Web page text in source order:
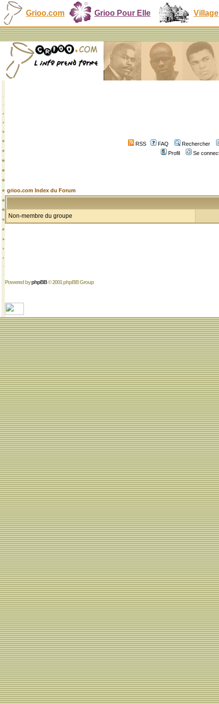
Grioo.com Grioo Pour Elle Village
RSS FAQ
Rechercher
Profil
Se
grioo.com Index du Forum
Non-membre du groupe
Powered byphpBB© 2001 phpBB Group